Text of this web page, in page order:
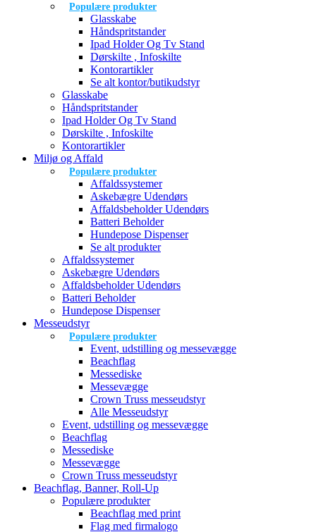
Populære produkter
Glasskabe
Håndspritstander
Ipad Holder Og Tv Stand
Dørskilte , Infoskilte
Kontorartikler
Se alt kontor/butikudstyr
Glasskabe
Håndspritstander
Ipad Holder Og Tv Stand
Dørskilte , Infoskilte
Kontorartikler
Miljø og Affald
Populære produkter
Affaldssystemer
Askebægre Udendørs
Affaldsbeholder Udendørs
Batteri Beholder
Hundepose Dispenser
Se alt produkter
Affaldssystemer
Askebægre Udendørs
Affaldsbeholder Udendørs
Batteri Beholder
Hundepose Dispenser
Messeudstyr
Populære produkter
Event, udstilling og messevægge
Beachflag
Messediske
Messevægge
Crown Truss messeudstyr
Alle Messeudstyr
Event, udstilling og messevægge
Beachflag
Messediske
Messevægge
Crown Truss messeudstyr
Beachflag, Banner, Roll-Up
Populære produkter
Beachflag med print
Flag med firmalogo